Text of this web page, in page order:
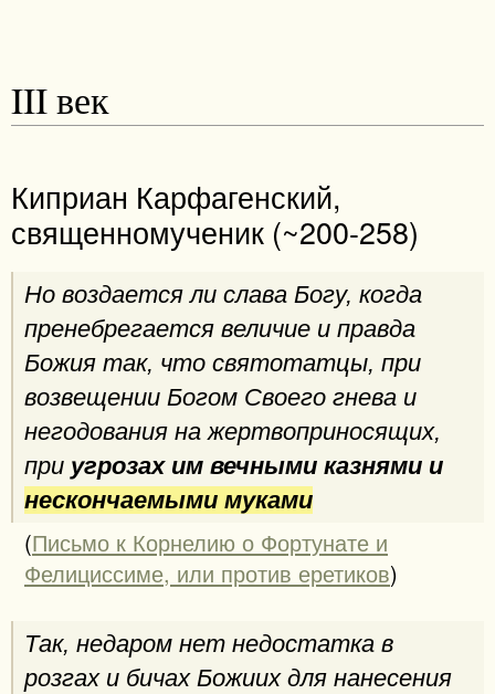
III век
Киприан Карфагенский,
священномученик (~200-258)
Но воздается ли слава Богу, когда
пренебрегается величие и правда
Божия так, что святотатцы, при
возвещении Богом Своего гнева и
негодования на жертвоприносящих,
при угрозах им вечными казнями и
нескончаемыми муками
(Письмо к Корнелию о Фортунате и
Фелициссиме, или против еретиков)
Так, недаром нет недостатка в
розгах и бичах Божиих для нанесения